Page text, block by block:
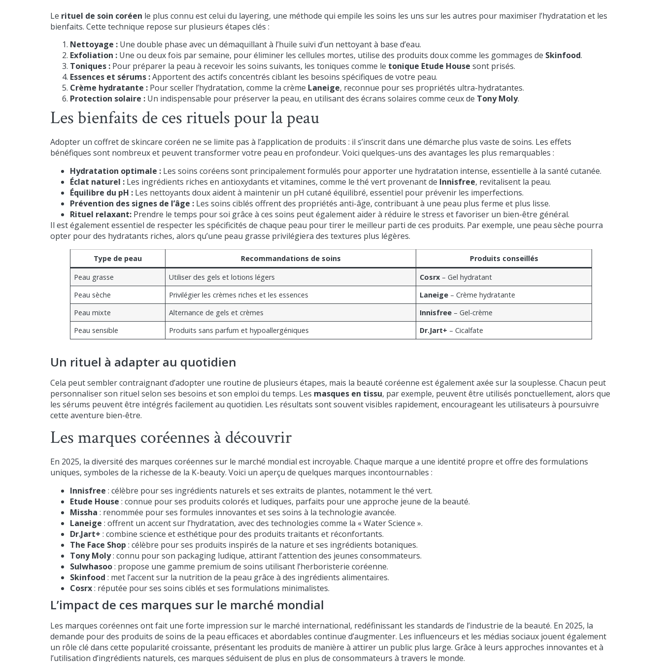
Le rituel de soin coréen le plus connu est celui du layering, une méthode qui empile les soins les uns sur les autres pour maximiser l’hydratation et les
bienfaits. Cette technique repose sur plusieurs étapes clés :
Nettoyage : Une double phase avec un démaquillant à l’huile suivi d’un nettoyant à base d’eau.
Exfoliation : Une ou deux fois par semaine, pour éliminer les cellules mortes, utilise des produits doux comme les gommages de Skinfood.
Toniques : Pour préparer la peau à recevoir les soins suivants, les toniques comme le tonique Etude House sont prisés.
Essences et sérums :Apportent des actifs concentrés ciblant les besoins spécifiques de votre peau.
Crème hydratante : Pour sceller l’hydratation, comme la crème Laneige, reconnue pour ses propriétés ultra-hydratantes.
Protection solaire : Un indispensable pour préserver la peau, en utilisant des écrans solaires comme ceux de Tony Moly.
Les bienfaits de ces rituels pour la peau
Adopter un coffret de skincare coréen ne se limite pas à l’application de produits : il s’inscrit dans une démarche plus vaste de soins. Les effets
bénéfiques sont nombreux et peuvent transformer votre peau en profondeur. Voici quelques-uns des avantages les plus remarquables :
Hydratation optimale : Les soins coréens sont principalement formulés pour apporter une hydratation intense, essentielle à la santé cutanée.
Éclat naturel : Les ingrédients riches en antioxydants et vitamines, comme le thé vert provenant de Innisfree, revitalisent la peau.
Équilibre du pH : Les nettoyants doux aident à maintenir un pH cutané équilibré, essentiel pour prévenir les imperfections.
Prévention des signes de l’âge : Les soins ciblés offrent des propriétés anti-âge, contribuant à une peau plus ferme et plus lisse.
Rituel relaxant: Prendre le temps pour soi grâce à ces soins peut également aider à réduire le stress et favoriser un bien-être général.
Il est également essentiel de respecter les spécificités de chaque peau pour tirer le meilleur parti de ces produits. Par exemple, une peau sèche pourra
opter pour des hydratants riches, alors qu’une peau grasse privilégiera des textures plus légères.
Type de peau Recommandations de soins
Produits conseillés
Peau grasse
Utiliser des gels et lotions légers Cosrx – Gel hydratant
Peau sèche
Privilégier les crèmes riches et les essences Laneige – Crème hydratante
Peau mixte
Alternance de gels et crèmes Innisfree – Gel-crème
Peau sensible
Produits sans parfum et hypoallergéniques Dr.Jart+ – Cicalfate
Un rituel à adapter au quotidien
Cela peut sembler contraignant d’adopter une routine de plusieurs étapes, mais la beauté coréenne est également axée sur la souplesse. Chacun peut
personnaliser son rituel selon ses besoins et son emploi du temps. Les masques en tissu, par exemple, peuvent être utilisés ponctuellement, alors que
les sérums peuvent être intégrés facilement au quotidien. Les résultats sont souvent visibles rapidement, encourageant les utilisateurs à poursuivre
cette aventure bien-être.
Les marques coréennes à découvrir
En 2025, la diversité des marques coréennes sur le marché mondial est incroyable. Chaque marque a une identité propre et offre des formulations
uniques, symboles de la richesse de la K-beauty. Voici un aperçu de quelques marques incontournables :
Innisfree : célèbre pour ses ingrédients naturels et ses extraits de plantes, notamment le thé vert.
Etude House : connue pour ses produits colorés et ludiques, parfaits pour une approche jeune de la beauté.
Missha : renommée pour ses formules innovantes et ses soins à la technologie avancée.
Laneige : offrent un accent sur l’hydratation, avec des technologies comme la « Water Science ».
Dr.Jart+ : combine science et esthétique pour des produits traitants et réconfortants.
The Face Shop : célèbre pour ses produits inspirés de la nature et ses ingrédients botaniques.
Tony Moly: connu pour son packaging ludique, attirant l’attention des jeunes consommateurs.
Sulwhasoo: propose une gamme premium de soins utilisant l’herboristerie coréenne.
Skinfood : met l’accent sur la nutrition de la peau grâce à des ingrédients alimentaires.
Cosrx: réputée pour ses soins ciblés et ses formulations minimalistes.
L’impact de ces marques sur le marché mondial
Les marques coréennes ont fait une forte impression sur le marché international, redéfinissant les standards de l’industrie de la beauté. En 2025, la
demande pour des produits de soins de la peau efficaces et abordables continue d’augmenter. Les influenceurs et les médias sociaux jouent également
un rôle clé dans cette popularité croissante, présentant les produits de manière à attirer un public plus large. Grâce à leurs approches innovantes et à
l’utilisation d’ingrédients naturels, ces marques séduisent de plus en plus de consommateurs à travers le monde.